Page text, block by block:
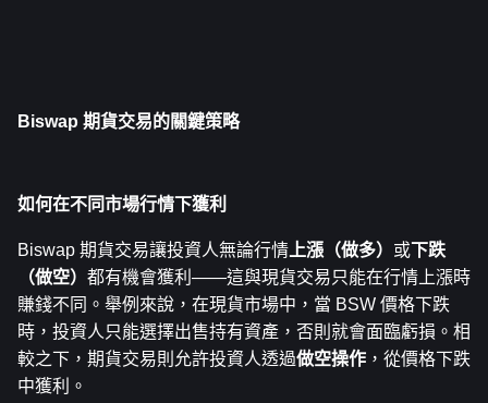
Biswap 期貨交易的關鍵策略
如何在不同市場行情下獲利
Biswap 期貨交易讓投資人無論行情 上漲（做多） 或下跌
（做空） 都有機會獲利——這與現貨交易只能在行情上漲時
賺錢不同。舉例來說，在現貨市場中，當 BSW 價格下跌
時，投資人只能選擇出售持有資產，否則就會面臨虧損。相
較之下，期貨交易則允許投資人透過做空操作 ，從價格下跌
中獲利。